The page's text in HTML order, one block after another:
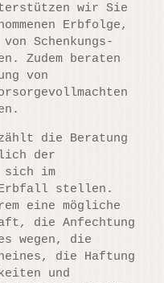
wir Sie
Erbfolge,
Schenkungs-
Zudem beraten
von
die Beratung
der
sich im
Erbfall stellen.
eine mögliche
die Anfechtung
wegen, die
die Haftung
und